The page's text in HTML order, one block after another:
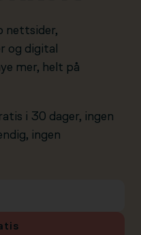
nettsider,
og digital
mer, helt på
i 30 dager, ingen
ingen